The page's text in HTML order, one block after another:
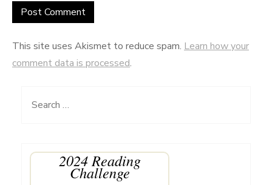
This site uses Akismet to reduce spam. Learn how your
comment data is processed.
Search
2024 Reading
Challenge